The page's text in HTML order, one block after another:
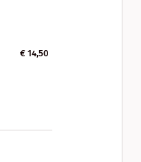
€ 14,50